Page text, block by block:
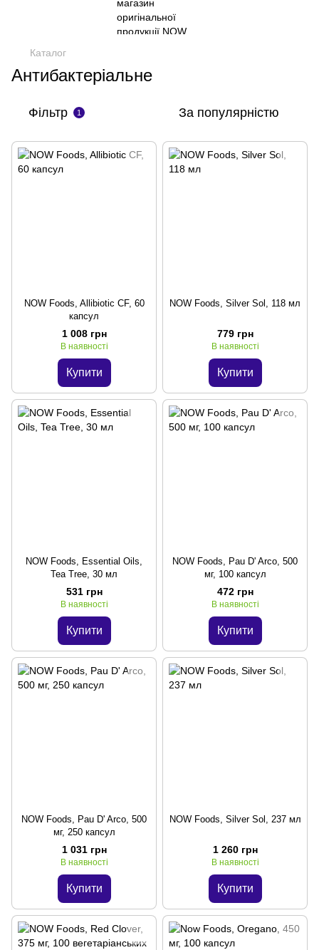
Каталог
Антибактеріальне
Фільтр 1 За популярністю
NOW Foods, Allibiotic CF, 60
капсул
1 008 грн
В наявності
Купити
NOW Foods, Silver Sol, 118 мл
779 грн
В наявності
Купити
NOW Foods, Essential Oils,
Tea Tree, 30 мл
531 грн
В наявності
Купити
NOW Foods, Pau D' Arco, 500
мг, 100 капсул
472 грн
В наявності
Купити
NOW Foods, Pau D' Arco, 500
мг, 250 капсул
1 031 грн
В наявності
Купити
NOW Foods, Silver Sol, 237 мл
1 260 грн
В наявності
Купити